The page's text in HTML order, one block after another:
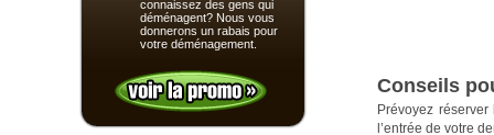
connaissez des gens qui
déménagent? Nous vous
donnerons un rabais pour
votre déménagement.
Conseils
Prévoyez
l’entrée de votre